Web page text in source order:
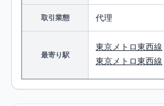
取引業態 代理
最寄り駅
東京メトロ東西線
東京メトロ東西線